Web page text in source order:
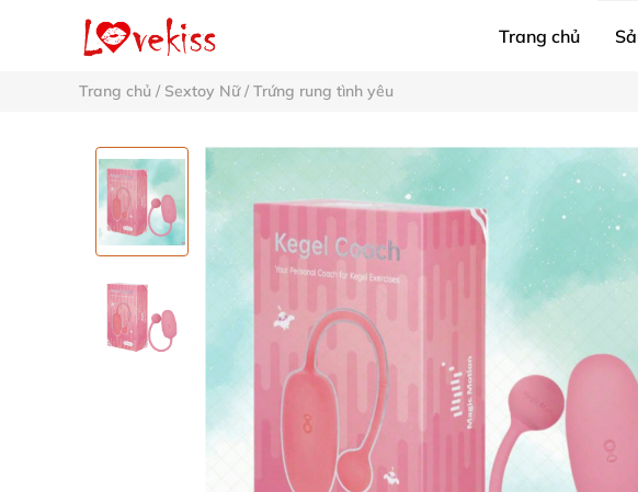
Trang chủ
Trang chủ / Sextoy Nữ/ Trứng rung tình yêu